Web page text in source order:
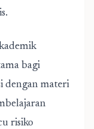
bagi
dengan materi
risiko